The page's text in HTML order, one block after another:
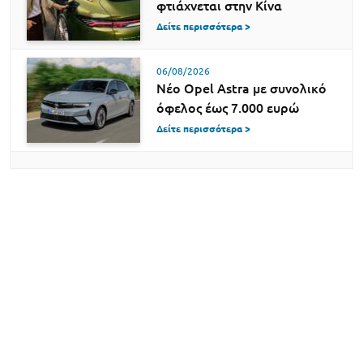
φτιάχνεται στην Κίνα
Δείτε περισσότερα >
06/08/2026
Νέο Opel Astra με συνολικό
όφελος έως 7.000 ευρώ
Δείτε περισσότερα >